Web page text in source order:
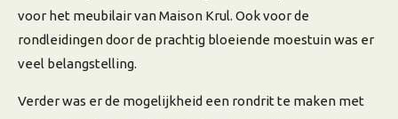
voor het meubilair van Maison Krul. Ook voor de
rondleidingen door de prachtig bloeiende moestuin was er
veel belangstelling.
Verder was er de mogelijkheid een rondrit te maken met